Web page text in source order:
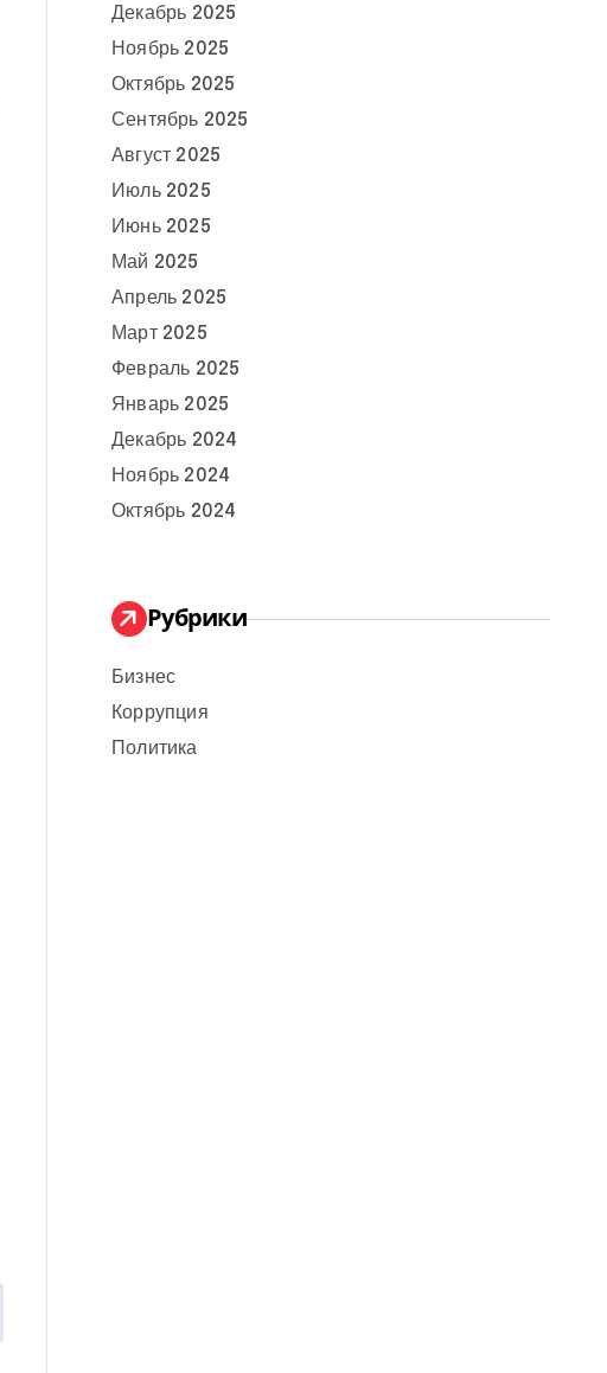
Декабрь 2025
Ноябрь 2025
Октябрь 2025
Сентябрь 2025
Август 2025
Июль 2025
Июнь 2025
Май 2025
Апрель 2025
Март 2025
Февраль 2025
Январь 2025
Декабрь 2024
Ноябрь 2024
Октябрь 2024
Рубрики
Бизнес
Коррупция
Политика